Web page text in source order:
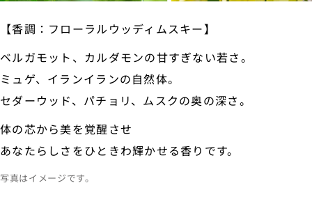
【香調：フローラルウッディムスキー】
ベルガモット、カルダモンの甘すぎない若さ。
ミュゲ、イランイランの自然体。
セダーウッド、パチョリ、ムスクの奥の深さ。
体の芯から美を覚醒させ
あなたらしさをひときわ輝かせる香りです。
写真はイメージです。